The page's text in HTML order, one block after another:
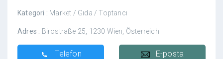
Kategori : Market / Gıda / Toptancı
Adres : Birostraße 25, 1230 Wien, Österreich
Telefon E-posta